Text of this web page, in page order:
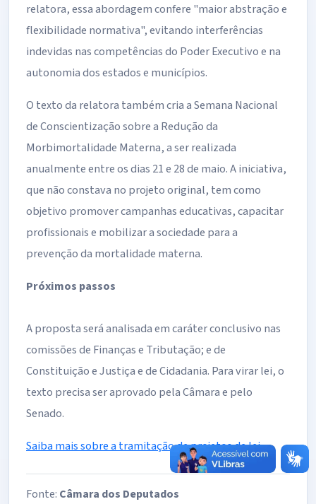
relatora, essa abordagem confere "maior abstração e
flexibilidade normativa", evitando interferências
indevidas nas competências do Poder Executivo e na
autonomia dos estados e municípios.
O texto da relatora também cria a Semana Nacional
de Conscientização sobre a Redução da
Morbimortalidade Materna, a ser realizada
anualmente entre os dias 21 e 28 de maio. A iniciativa,
que não constava no projeto original, tem como
objetivo promover campanhas educativas, capacitar
profissionais e mobilizar a sociedade para a
prevenção da mortalidade materna.
Próximos passos
A proposta será analisada emcaráter conclusivo nas
comissões de Finanças e Tributação; e de
Constituição e Justiça e de Cidadania. Para virar lei, o
texto precisa ser aprovado pela Câmara e pelo
Senado.
Saiba mais sobre a tramitação de projetos de lei
Fonte: Câmara dos Deputados